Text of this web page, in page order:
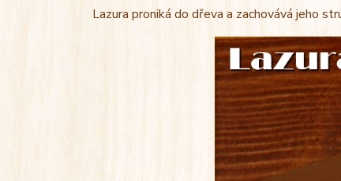
Lazura proniká do dřeva a zachovává jeho